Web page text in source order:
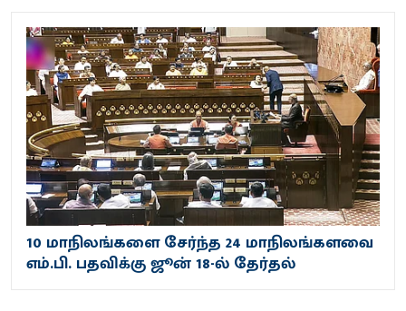
10 மாநிலங்களை சேர்ந்த 24 மாநிலங்களவை
எம்.பி. பதவிக்கு ஜூன் 18-ல் தேர்தல்